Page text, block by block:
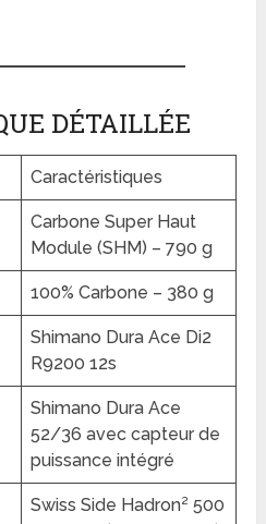
DÉTAILLÉE
Caractéristiques
Carbone Super Haut
Module (SHM) – 790 g
100% Carbone – 380 g
Shimano Dura Ace Di2
R9200 12s
Shimano Dura Ace
52/36 avec capteur de
puissance intégré
Swiss Side Hadron² 500